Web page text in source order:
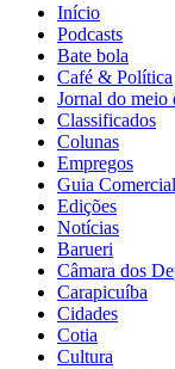
Início
Podcasts
Bate bola
Café & Política
Jornal do meio
Classificados
Colunas
Empregos
Guia Comercial
Edições
Notícias
Barueri
Câmara dos
Carapicuíba
Cidades
Cotia
Cultura